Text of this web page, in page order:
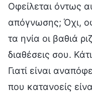
Οφείλεται όντως
απόγνωσης; Όχι,
τα ηνία οι βαθιά
διαθέσεις σου.
Γιατί είναι
που κατανοείς